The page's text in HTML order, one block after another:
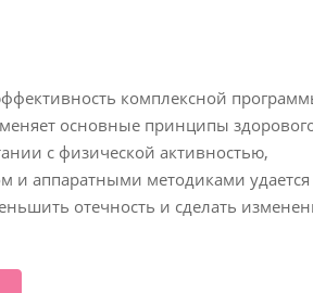
комплексной
основные принципы
с физической активностью,
и аппаратными методиками удается
отечность и сделать